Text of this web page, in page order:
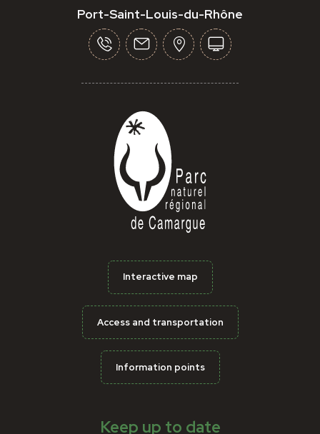
Port-Saint-Louis-du-Rhône
Interactive map
Access and transportation
Information points
Keep up to date